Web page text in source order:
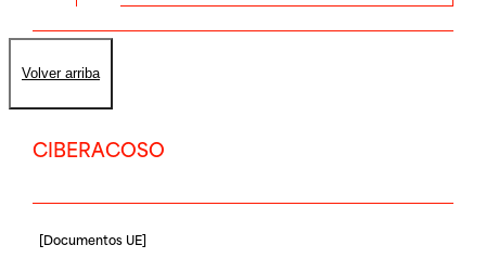
Volver arriba
CIBERACOSO
[Documentos UE]